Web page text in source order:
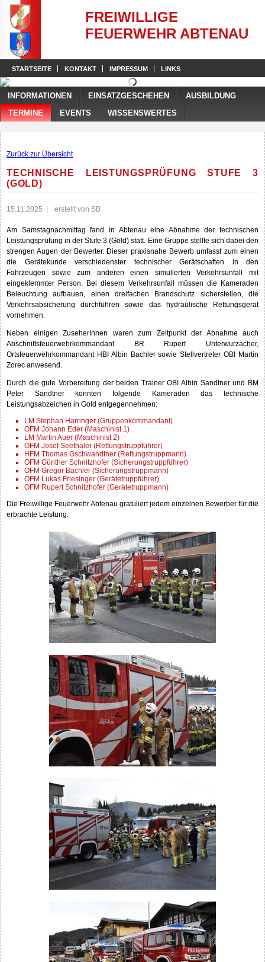
FREIWILLIGE
FEUERWEHR ABTENAU
STARTSEITE KONTAKT IMPRESSUM LINKS
INFORMATIONEN EINSATZGESCHEHEN
AUSBILDUNG
TERMINE
EVENTS WISSENSWERTES
Zurück zur Übersicht
TECHNISCHE LEISTUNGSPRÜFUNG STUFE 3
(GOLD)
15.11.2025 erstellt von SB
Am Samstagnachmittag fand in Abtenau eine Abnahme der technischen
Leistungsprüfung in der Stufe 3 (Gold) statt. Eine Gruppe stellte sich dabei den
strengen Augen der Bewerter. Dieser praxisnahe Bewerb umfasst zum einen
die Gerätekunde verschiedenster technischer Gerätschaften in den
Fahrzeugen sowie zum anderen einen simulierten Verkehrsunfall mit
eingeklemmter Person. Bei diesem Verkehrsunfall müssen die Kameraden
Beleuchtung aufbauen, einen dreifachen Brandschutz sicherstellen, die
Verkehrsabsicherung durchführen sowie das hydraulische Rettungsgerät
vornehmen.
Neben einigen ZuseherInnen waren zum Zeitpunkt der Abnahme auch
Abschnittsfeuerwehrkommandant BR Rupert Unterwurzacher,
Ortsfeuerwehrkommandant HBI Albin Bachler sowie Stellvertreter OBI Martin
Zorec anwesend.
Durch die gute Vorbereitung der beiden Trainer OBI Albin Sandtner und BM
Peter Sandtner konnten folgende Kameraden das technische
Leistungsabzeichen in Gold entgegennehmen:
LM Stephan Harringer (Gruppenkommandant)
OFM Johann Eder (Maschinist 1)
LM Martin Auer (Maschinist 2)
OFM Josef Seethaler (Rettungstruppführer)
HFM Thomas Gschwandtner (Rettungstruppmann)
OFM Günther Schnitzhofer (Sicherungstruppführer)
OFM Gregor Bachler (Sicherungstruppmann)
OFM Lukas Friesinger (Gerätetruppführer)
OFM Rupert Schnitzhofer (Gerätetruppmann)
Die Freiwillige Feuerwehr Abtenau gratuliert jedem einzelnen Bewerber für die
erbrachte Leistung.